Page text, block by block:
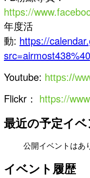
https://
年度活
動: https://
Youtube: https://
Flickr： https://
最近の予定イベ
公開イベントはあ
イベント履歴